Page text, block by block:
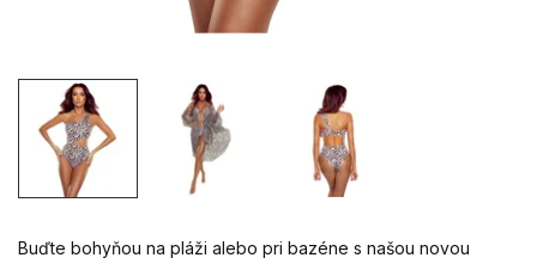
Buďte bohyňou na pláži alebo pri bazéne s našou novou